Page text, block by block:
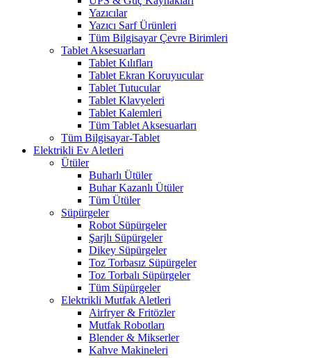
Yazıcılar
Yazıcı Sarf Ürünleri
Tüm Bilgisayar Çevre Birimleri
Tablet Aksesuarları
Tablet Kılıfları
Tablet Ekran Koruyucular
Tablet Tutucular
Tablet Klavyeleri
Tablet Kalemleri
Tüm Tablet Aksesuarları
Tüm Bilgisayar-Tablet
Elektrikli Ev Aletleri
Ütüler
Buharlı Ütüler
Buhar Kazanlı Ütüler
Tüm Ütüler
Süpürgeler
Robot Süpürgeler
Şarjlı Süpürgeler
Dikey Süpürgeler
Toz Torbasız Süpürgeler
Toz Torbalı Süpürgeler
Tüm Süpürgeler
Elektrikli Mutfak Aletleri
Airfryer & Fritözler
Mutfak Robotları
Blender & Mikserler
Kahve Makineleri